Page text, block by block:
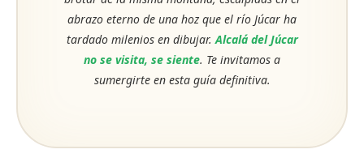
abrazo eterno de una hoz que el río Júcar ha
tardado milenios en dibujar. Alcalá del Júcar
no se visita, se siente. Te invitamos a
sumergirte en esta guía definitiva.